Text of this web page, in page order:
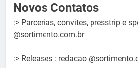
Novos Contatos
:> Parcerias, convites, presstrip e
@sortimento.com.br
:> Releases : redacao